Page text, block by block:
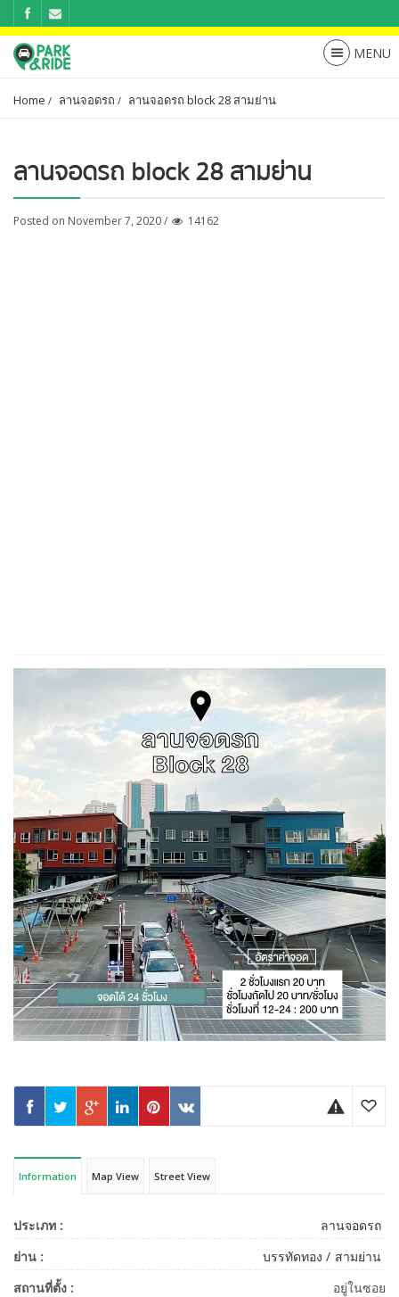
Home ลานจอดรถ ลานจอดรถ block 28 สามย่าน
ลานจอดรถ block 28 สามย่าน
Posted on November 7, 2020 / 14162
Information Map View Street View
ประเภท :
ลานจอดรถ
ย่าน :
บรรทัดทอง
สามย่าน
สถานที่ตั้ง :
อยู่ในซอย